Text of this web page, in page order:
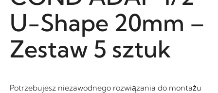
U-Shape 20mm –
Zestaw 5 sztuk
Potrzebujesz niezawodnego rozwiązania do montażu